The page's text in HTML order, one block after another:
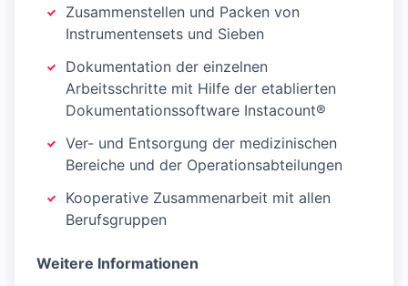
Zusammenstellen und Packen von
Instrumentensets und Sieben
Dokumentation der einzelnen
Arbeitsschritte mit Hilfe der etablierten
Dokumentationssoftware Instacount®
Ver- und Entsorgung der medizinischen
Bereiche und der Operationsabteilungen
Kooperative Zusammenarbeit mit allen
Berufsgruppen
Weitere Informationen